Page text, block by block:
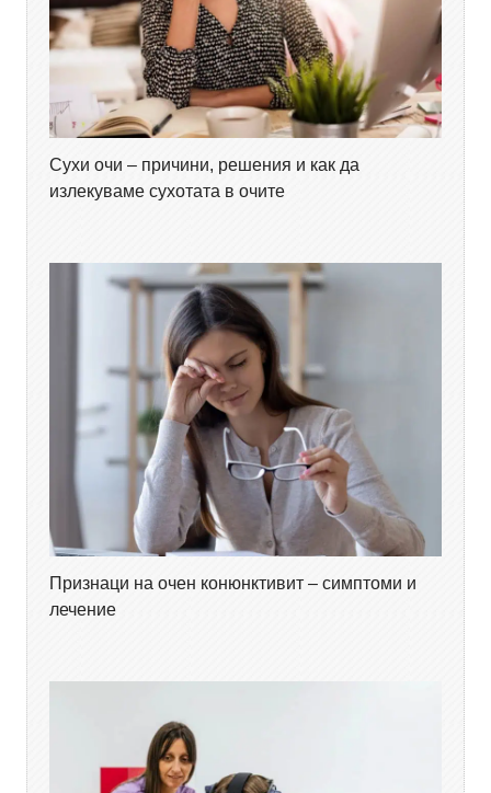
Сухи очи – причини, решения и как да
излекуваме сухотата в очите
Признаци на очен конюнктивит – симптоми и
лечение